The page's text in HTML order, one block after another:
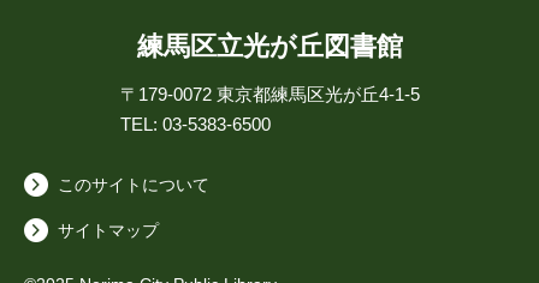
練馬区立光が丘図書館
〒179-0072 東京都練馬区光が丘4-1-5
TEL: 03-5383-6500
このサイトについて
サイトマップ